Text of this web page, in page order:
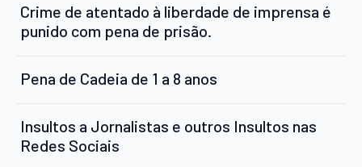
Crime de atentado à liberdade de imprensa é
punido com pena de prisão.
Pena de Cadeia de 1 a 8 anos
Insultos a Jornalistas e outros Insultos nas
Redes Sociais